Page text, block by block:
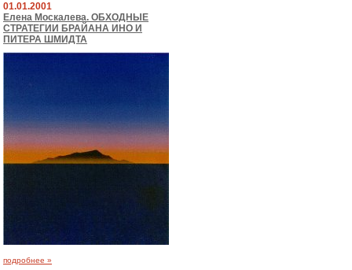
01.01.2001
Елена Москалева. ОБХОДНЫЕ
СТРАТЕГИИ БРАЙАНА ИНО И
ПИТЕРА ШМИДТА
подробнее »